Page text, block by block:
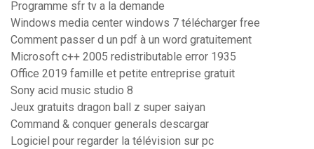
Programme sfr tv a la demande
Windows media center windows 7 télécharger free
Comment passer d un pdf à un word gratuitement
Microsoft c++ 2005 redistributable error 1935
Office 2019 famille et petite entreprise gratuit
Sony acid music studio 8
Jeux gratuits dragon ball z super saiyan
Command & conquer generals descargar
Logiciel pour regarder la télévision sur pc